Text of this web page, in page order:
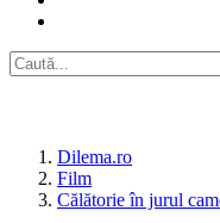
Dilema.ro
Film
Călătorie în jurul